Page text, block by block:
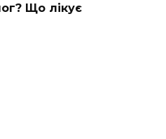
Що лікує